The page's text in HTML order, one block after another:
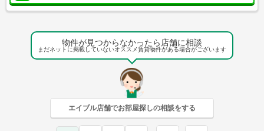
物件が見つからなかったら店舗に相談
まだネットに掲載していないオススメ賃貸物件がある場合がございます
エイブル店舗でお部屋探しの相談をする